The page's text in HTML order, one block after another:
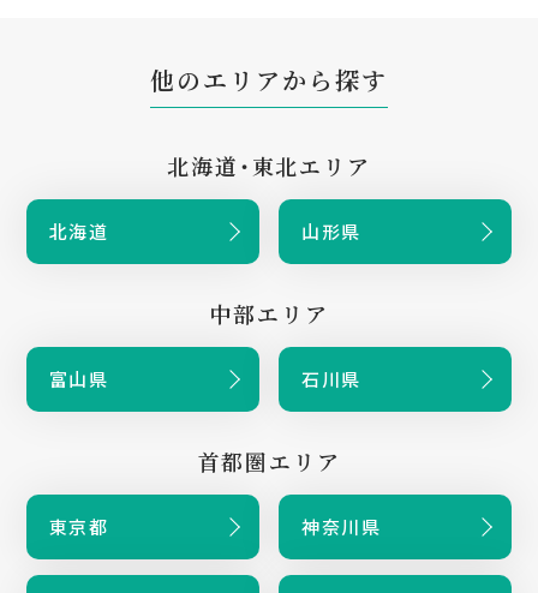
他のエリアから探す
北海道・東北エリア
北海道 山形県
中部エリア
富山県 石川県
首都圏エリア
東京都 神奈川県